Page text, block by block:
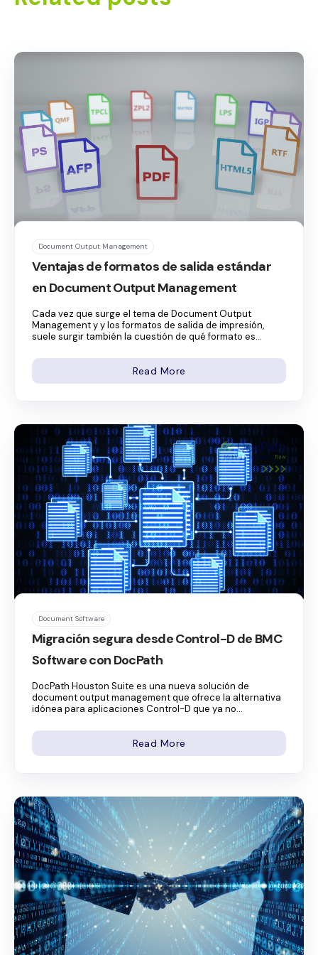
Document Output Management
Ventajas de formatos de salida estándar
en Document Output Management
Cada vez que surge el tema de Document Output
Management y y los formatos de salida de impresión,
suele surgir también la cuestión de qué formato es...
Read More
Document Software
Migración segura desde Control-D de BMC
Software con DocPath
DocPath Houston Suite es una nueva solución de
document output management que ofrece la alternativa
idónea para aplicaciones Control-D que ya no...
Read More